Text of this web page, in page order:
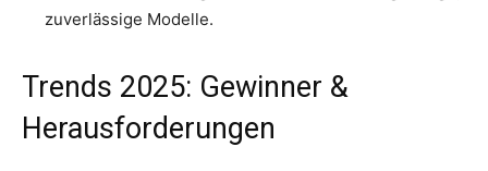
zuverlässige Modelle.
Trends 2025: Gewinner &
Herausforderungen